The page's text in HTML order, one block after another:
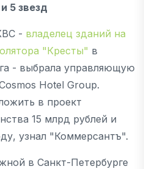
5 звезд
- владелец зданий на
"Кресты" в
- выбрала управляющую
Hotel Group.
в проект
15 млрд рублей и
узнал "Коммерсантъ".
в Санкт-Петербурге